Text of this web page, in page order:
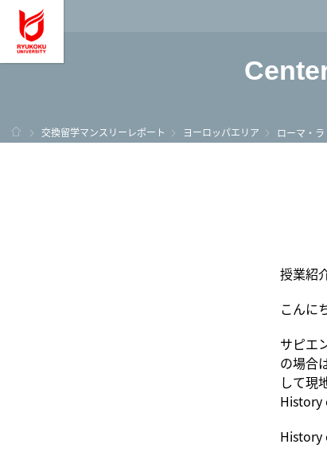
龍谷大学
ホーム
交換留学マンスリーレポート ヨーロッパエリア ローマ・
授業紹
こんに
サピエ
の場合
して現
History
History